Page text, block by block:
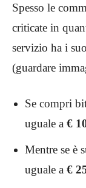
Spesso le
criticate in
servizio ha i
(guardare
Se compri
uguale a €
Mentre se è
uguale a €